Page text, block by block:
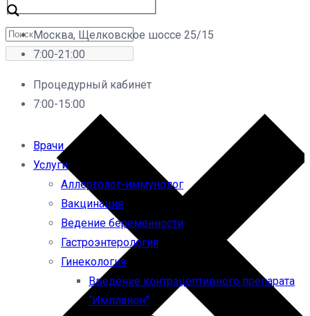
Москва, Щелковское шоссе 25/15
7:00-21:00
Процедурный кабинет
7:00-15:00
Врачи
Услуги
Аллерголог-иммунолог
Вакцинация
Ведение беременности
Гастроэнтерология
Гинекология
Введение контрацептивного препарата
“Импланон”